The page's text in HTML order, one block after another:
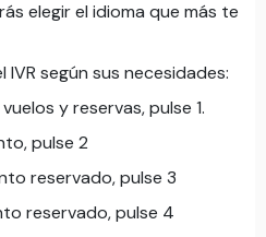
elegir el idioma que más te
según sus necesidades:
y reservas, pulse 1.
pulse 2
reservado, pulse 3
reservado, pulse 4